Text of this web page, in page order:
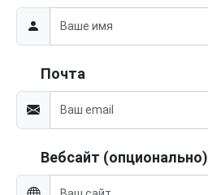
Почта
Вебсайт (опционально)